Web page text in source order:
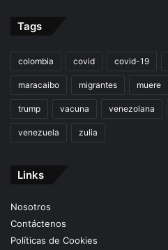
Tags
colombia covid covid-19
maracaibo migrantes muere
trump vacuna venezolana
venezuela zulia
Links
Nosotros
Contáctenos
Políticas de Cookies